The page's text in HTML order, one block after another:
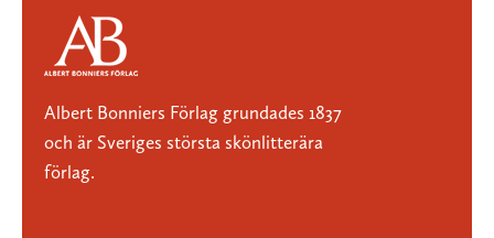
Albert Bonniers Förlag grundades 1837
och är Sveriges största skönlitterära
förlag.